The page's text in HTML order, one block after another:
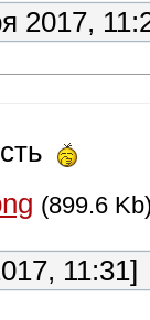
2017,
(899.6
11:31]